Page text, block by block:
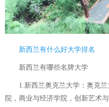
新西兰有什么好大学排名
新西兰有哪些名牌大学
1.新西兰奥克兰大学：奥克兰
院，商业与经济学院，创新艺术